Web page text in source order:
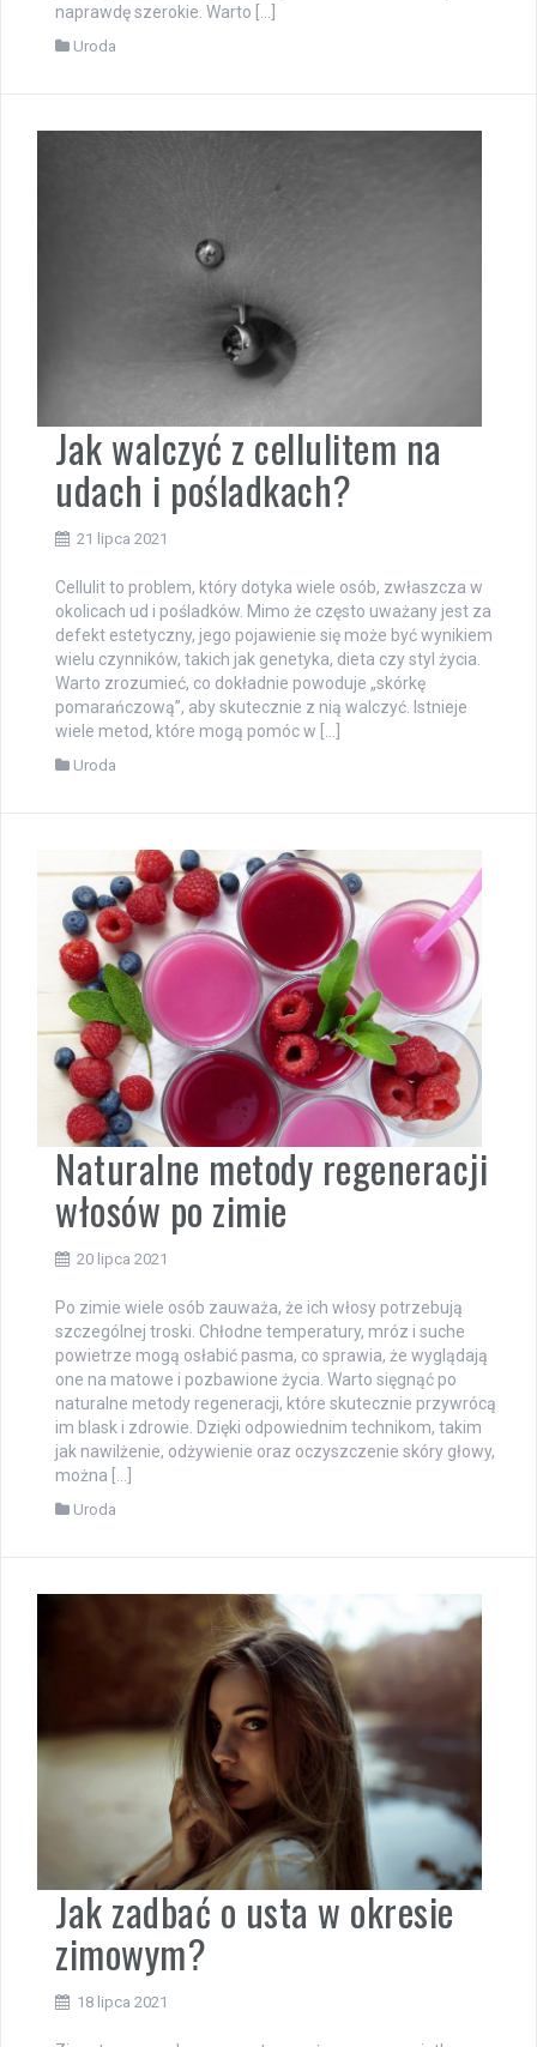
naprawdę szerokie. Warto […]
Uroda
Jak walczyć z cellulitem na
udach i pośladkach?
21 lipca 2021
Cellulit to problem, który dotyka wiele osób, zwłaszcza w
okolicach ud i pośladków. Mimo że często uważany jest za
defekt estetyczny, jego pojawienie się może być wynikiem
wielu czynników, takich jak genetyka, dieta czy styl życia.
Warto zrozumieć, co dokładnie powoduje „skórkę
pomarańczową”, aby skutecznie z nią walczyć. Istnieje
wiele metod, które mogą pomóc w […]
Uroda
Naturalne metody regeneracji
włosów po zimie
20 lipca 2021
Po zimie wiele osób zauważa, że ich włosy potrzebują
szczególnej troski. Chłodne temperatury, mróz i suche
powietrze mogą osłabić pasma, co sprawia, że wyglądają
one na matowe i pozbawione życia. Warto sięgnąć po
naturalne metody regeneracji, które skutecznie przywrócą
im blask i zdrowie. Dzięki odpowiednim technikom, takim
jak nawilżenie, odżywienie oraz oczyszczenie skóry głowy,
można […]
Uroda
Jak zadbać o usta w okresie
zimowym?
18 lipca 2021